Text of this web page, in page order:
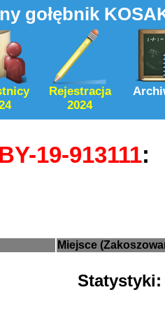
gołębnik
Rejestracja
2024
19-913111:
Miejsce
Statystyki: